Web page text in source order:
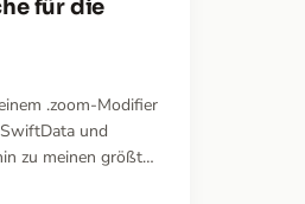
für die
.zoom-Modifier
und
zu meinen größten